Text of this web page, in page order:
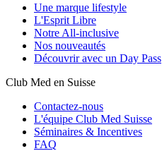
Une marque lifestyle
L'Esprit Libre
Notre All-inclusive
Nos nouveautés
Découvrir avec un Day Pass
Club Med en Suisse
Contactez-nous
L'équipe Club Med Suisse
Séminaires & Incentives
FAQ